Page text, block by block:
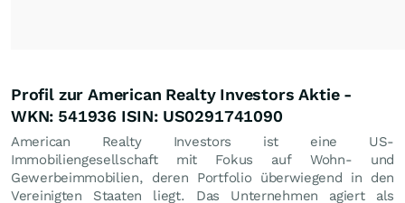
Profil zur American Realty Investors Aktie -
WKN: 541936 ISIN: US0291741090
American Realty Investors ist eine US-
Immobiliengesellschaft mit Fokus auf Wohn- und
Gewerbeimmobilien, deren Portfolio überwiegend in den
Vereinigten Staaten liegt. Das Unternehmen agiert als